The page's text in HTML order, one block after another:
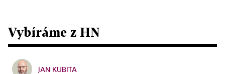
Vybíráme z HN
JAN KUBITA